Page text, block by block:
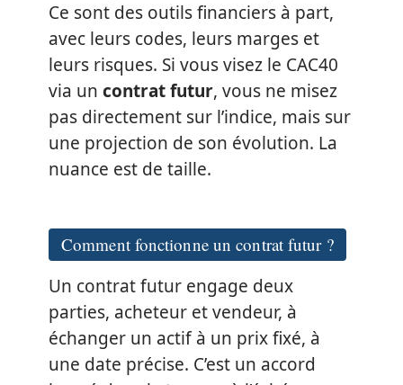
Ce sont des outils financiers à part,
avec leurs codes, leurs marges et
leurs risques. Si vous visez le CAC40
via un contrat futur, vous ne misez
pas directement sur l’indice, mais sur
une projection de son évolution. La
nuance est de taille.
Comment fonctionne un contrat futur ?
Un contrat futur engage deux
parties, acheteur et vendeur, à
échanger un actif à un prix fixé, à
une date précise. C’est un accord